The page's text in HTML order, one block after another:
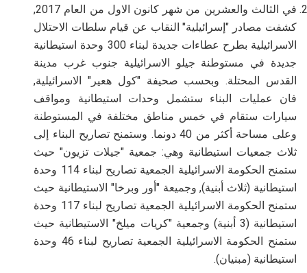
في الثالث والعشرين من شهر كانون الاول من العام 2017,
كشفت مصادر "إسرائيلية" النقاب عن قيام سلطات الاحتلال
الاسرائيلية بطرح عطاءات جديدة لبناء 300 وحدة استيطانية
جديدة في مستوطنة جيلو الاسرائيلية جنوب غرب مدينة
القدس المحتلة. وبحسب صحيفة "كول هعير" الاسرائيلية,
فان عمليات البناء ستشمل وحدات استيطانية ومواقف
سيارات ستقام في خمس مناطق مختلفة في المستوطنة
وعلى مساحة أكثر من 40 دونما. وستمنح تصاريح البناء إلى
ثلاث جمعيات استيطانية وهي: جمعية "جيلات تزيون" حيث
ستمنح الحكومة الاسرائيلية الجمعية تصاريح لبناء 114 وحدة
استيطانية (ثلاث أبنية), وجميعة "أور وبرخا" الاستيطانية حيث
ستمنح الحكومة الاسرائيلية الجمعية تصاريح لبناء 117 وحدة
استيطانية (3 أبنية) وجمعية "كريات ميلخ" الاستيطانية حيث
ستمنح الحكومة الاسرائيلية الجمعية تصاريح لبناء 46 وحدة
استيطانية (مبنيان).